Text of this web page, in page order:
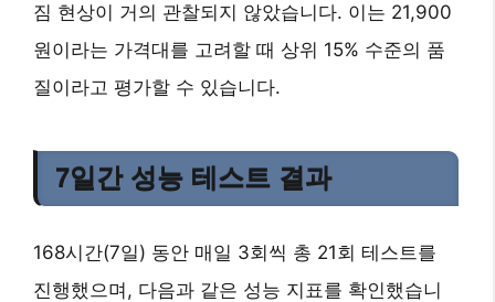
짐 현상이 거의 관찰되지 않았습니다. 이는 21,900
원이라는 가격대를 고려할 때 상위 15% 수준의 품
질이라고 평가할 수 있습니다.
7일간 성능 테스트 결과
168시간(7일) 동안 매일 3회씩 총 21회 테스트를
진행했으며, 다음과 같은 성능 지표를 확인했습니